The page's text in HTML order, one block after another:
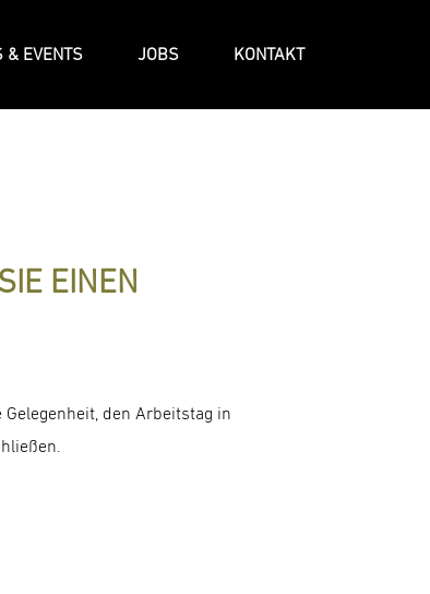
& EVENTS JOBS KONTAKT
EINEN
den Arbeitstag in